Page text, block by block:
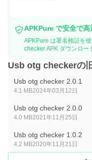
APKPure で安全で
APKPure は署名検証を
checker APK ダウンロー
Usb otg checkerの
Usb otg checker 2.0.1
4.1 MB2024年03月12日
Usb otg checker 2.0.0
4.0 MB2021年11月25日
Usb otg checker 1.0.2
4.2 MB2020年11月21日